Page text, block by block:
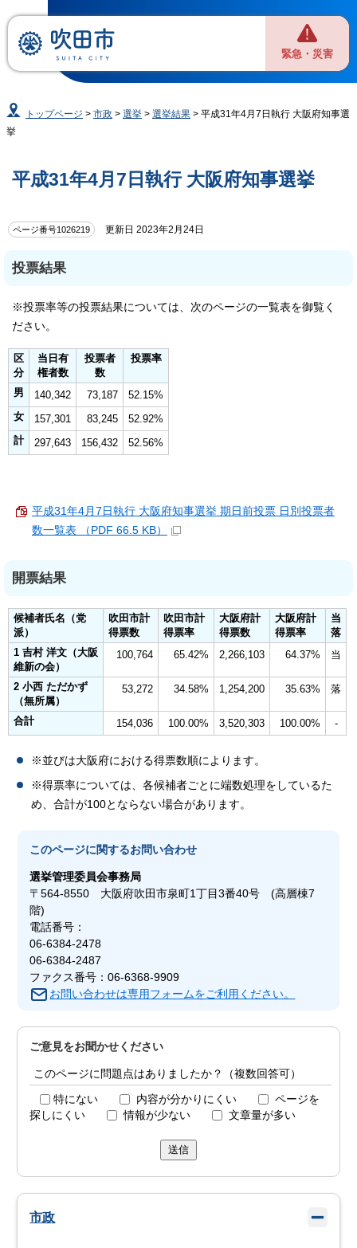
緊急・災害
トップページ >市政 >選挙 >選挙結果 > 平成31年4月7日執行 大阪府知事選
挙
平成31年4月7日執行 大阪府知事選挙
ページ番号1026219 更新日 2023年2月24日
投票結果
※投票率等の投票結果については、次のページの一覧表を御覧く
ださい。
区
分
当日有
権者数
投票者
数
投票率
男 140,342 73,187
52.15%
女
157,301 83,245
52.92%
計
297,643 156,432 52.56%
平成31年4月7日執行 大阪府知事選挙 期日前投票 日別投票者
数一覧表 （PDF 66.5 KB）
開票結果
候補者氏名（党
派）
吹田市計
得票数
吹田市計
得票率
大阪府計
得票数
大阪府計
得票率
当
落
1 吉村 洋文（大阪
維新の会）
100,764 65.42% 2,266,103 64.37% 当
2 小西 ただかず
（無所属）
53,272 34.58% 1,254,200 35.63% 落
合計 154,036 100.00% 3,520,303 100.00% -
※並びは大阪府における得票数順によります。
※得票率については、各候補者ごとに端数処理をしているた
め、合計が100とならない場合があります。
このページに関するお問い合わせ
選挙管理委員会事務局
〒564-8550 大阪府吹田市泉町1丁目3番40号 (高層棟7
階)
電話番号：
06-6384-2478
06-6384-2487
ファクス番号：06-6368-9909
お問い合わせは専用フォームをご利用ください。
ご意見をお聞かせください
このページに問題点はありましたか？（複数回答可）
特にない 内容が分かりにくい
ページを
探しにくい
情報が少ない 文章量が多い
送信
市政